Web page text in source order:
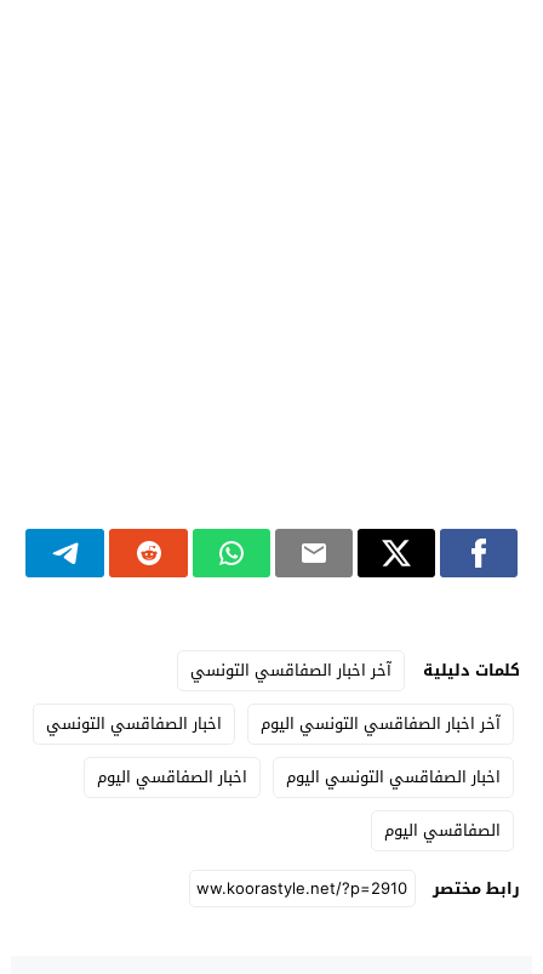
كلمات دليلية
آخر اخبار الصفاقسي التونسي
آخر اخبار الصفاقسي التونسي اليوم
اخبار الصفاقسي التونسي
اخبار الصفاقسي التونسي اليوم
اخبار الصفاقسي اليوم
الصفاقسي اليوم
رابط مختصر